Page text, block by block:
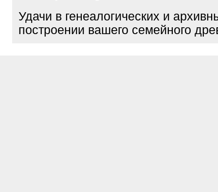
Удачи в генеалогических и
построении вашего семейного